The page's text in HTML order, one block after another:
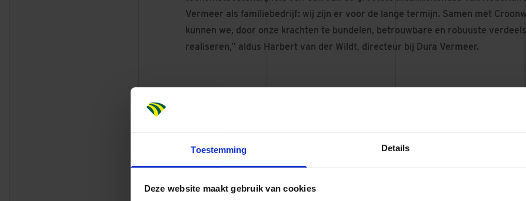
Toestemming Details
Deze website maakt gebruik van cookies
Vermeer als familiebedrijf: wij zijn er voor de lange termijn. Samen met
kunnen we, door onze krachten te bundelen, betrouwbare en robuuste
realiseren,” aldus Harbert van der Wildt, directeur bij Dura Vermeer.
Ontwerp met oog voor omgeving en duurzaamheid